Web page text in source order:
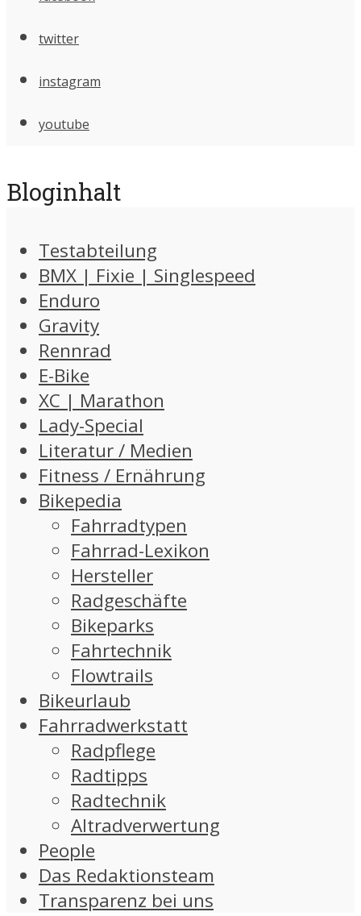
twitter
instagram
youtube
Bloginhalt
Testabteilung
BMX | Fixie | Singlespeed
Enduro
Gravity
Rennrad
E-Bike
XC | Marathon
Lady-Special
Literatur / Medien
Fitness / Ernährung
Bikepedia
Fahrradtypen
Fahrrad-Lexikon
Hersteller
Radgeschäfte
Bikeparks
Fahrtechnik
Flowtrails
Bikeurlaub
Fahrradwerkstatt
Radpflege
Radtipps
Radtechnik
Altradverwertung
People
Das Redaktionsteam
Transparenz bei uns